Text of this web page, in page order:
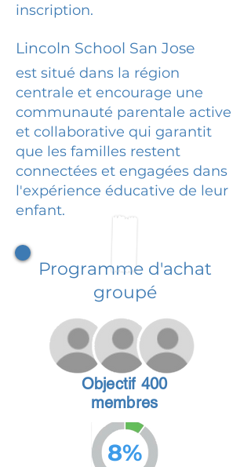
inscription.
Lincoln School San Jose
est situé dans la région
centrale et encourage une
communauté parentale active
et collaborative qui garantit
que les familles restent
connectées et engagées dans
l'expérience éducative de leur
enfant.
Programme d'achat
groupé
Objectif 400
membres
8%